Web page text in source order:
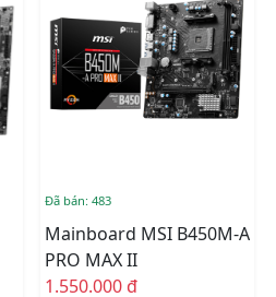
Đã bán: 483
Mainboard MSI B450M-A
PRO MAX II
1.550.000 đ